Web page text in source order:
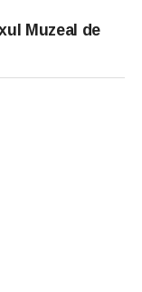
Muzeal de